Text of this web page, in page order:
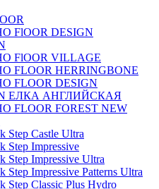
FlOOR DESIGN
FlOOR VILLAGE
FLOOR HERRINGBONE
FLOOR DESIGN
ЕЛКА АНГЛИЙСКАЯ
FLOOR FOREST NEW
Step Castle Ultra
Step Impressive
Step Impressive Ultra
Step Impressive Patterns Ultra
Step Classic Plus Hydro